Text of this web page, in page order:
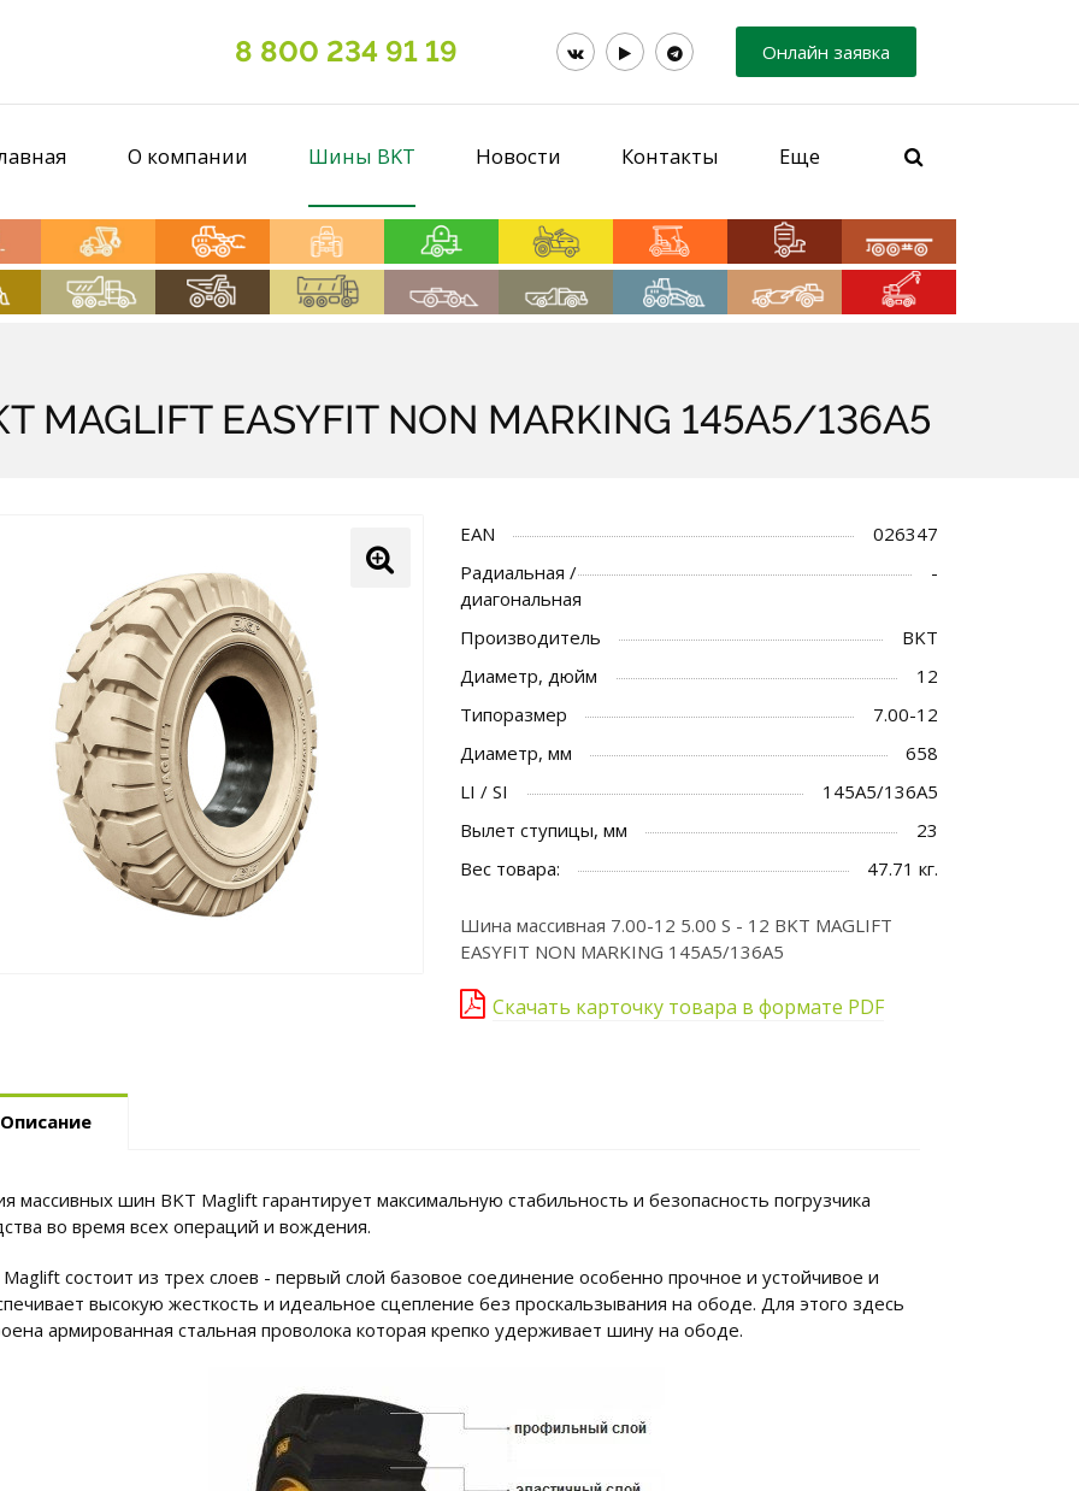
8 800 234 91 19 Онлайн заявка
О компании Шины BKT Новости Контакты Еще
MAGLIFT EASYFIT NON MARKING 145A5/136A5
EAN
026347
Радиальная /
диагональная
-
Производитель
BKT
Диаметр, дюйм
12
Типоразмер
7.00-12
Диаметр, мм
658
LI / SI
145A5/136A5
Вылет ступицы, мм
23
Вес товара:
47.71 кг.
Шина массивная 7.00-12 5.00 S - 12 BKT MAGLIFT
EASYFIT NON MARKING 145A5/136A5
Скачать карточку товара в формате PDF
Описание
массивных шин BKT Maglift гарантирует максимальную стабильность и безопасность погрузчика
во время всех операций и вождения.
Maglift состоит из трех слоев - первый слой базовое соединение особенно прочное и устойчивое и
высокую жесткость и идеальное сцепление без проскальзывания на ободе. Для этого здесь
армированная стальная проволока которая крепко удерживает шину на ободе.